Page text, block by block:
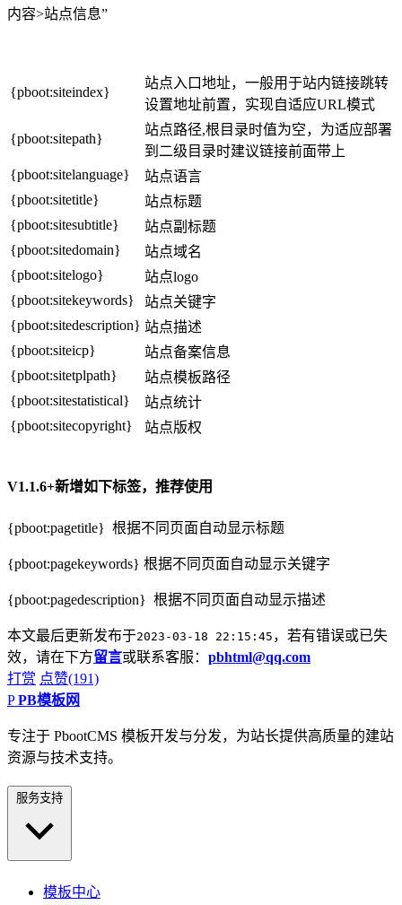
内容>站点信息”
{pboot:siteindex}
站点入口地址，一般用于站内链接跳转
设置地址前置，实现自适应URL模式
{pboot:sitepath}
站点路径,根目录时值为空，为适应部署
到二级目录时建议链接前面带上
{pboot:sitelanguage}
站点语言
{pboot:sitetitle}
站点标题
{pboot:sitesubtitle}
站点副标题
{pboot:sitedomain}
站点域名
{pboot:sitelogo}
站点logo
{pboot:sitekeywords}
站点关键字
{pboot:sitedescription} 站点描述
{pboot:siteicp}
站点备案信息
{pboot:sitetplpath}
站点模板路径
{pboot:sitestatistical}
站点统计
{pboot:sitecopyright}
站点版权
V1.1.6+新增如下标签，推荐使用
{pboot:pagetitle} 根据不同页面自动显示标题
{pboot:pagekeywords} 根据不同页面自动显示关键字
{pboot:pagedescription} 根据不同页面自动显示描述
本文最后更新发布于2023-03-18 22:15:45 ，若有错误或已失
效，请在下方留言或联系客服： pbhtml@qq.com
打赏 点赞(191)
P PB模板网
专注于 PbootCMS 模板开发与分发，为站长提供高质量的建站
资源与技术支持。
服务支持
模板中心